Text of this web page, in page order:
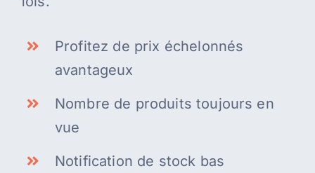
Profitez de prix échelonnés
avantageux
Nombre de produits toujours en
vue
Notification de stock bas